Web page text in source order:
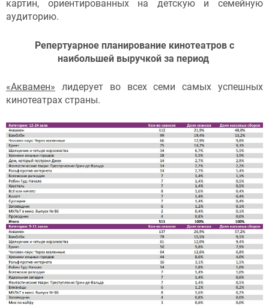
картин, ориентированных на детскую и семейную
аудиторию.
Репертуарное планирование кинотеатров с
наибольшей выручкой за период
«Аквамен» лидерует во всех семи самых успешных
кинотеатрах страны.